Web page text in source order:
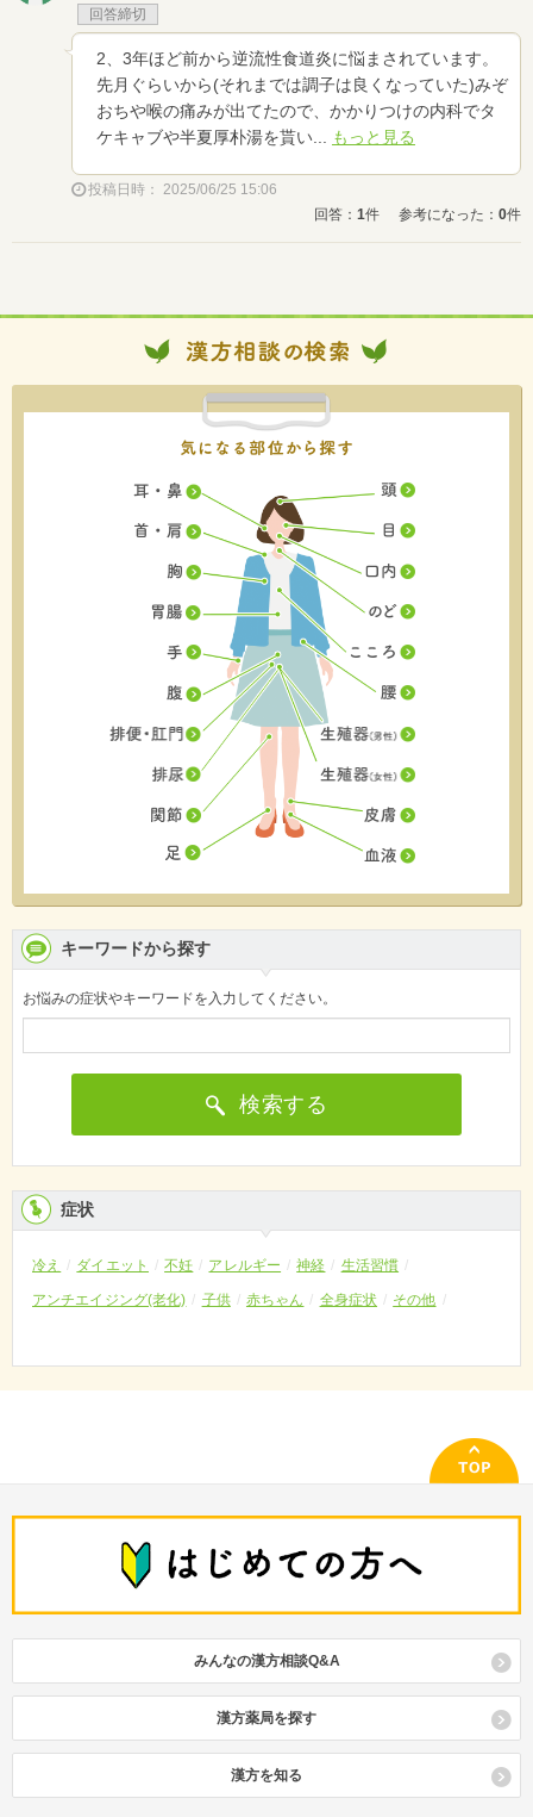
回答締切
2、3年ほど前から逆流性食道炎に悩まされています。
先月ぐらいから(それまでは調子は良くなっていた)みぞ
おちや喉の痛みが出てたので、かかりつけの内科でタ
ケキャブや半夏厚朴湯を貰い...
もっと見る
投稿日時： 2025/06/25 15:06
回答： 1件 参考になった： 0件
キーワードから探す
お悩みの症状やキーワードを入力してください。
検索する
症状
冷え ダイエット 不妊 アレルギー 神経 生活習慣
アンチエイジング(老化) 子供 赤ちゃん 全身症状 その他
みんなの漢方相談Q&A
漢方薬局を探す
漢方を知る